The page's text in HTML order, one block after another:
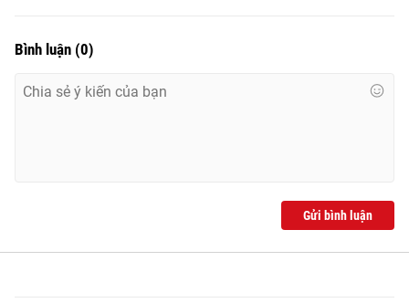
Phó Tổng Biên tập:
Nguyễn Trọng Ninh
Tổng đài VTV:024.38 355 931 - 024.38 355 932
Bình luận (0)
Gửi bình luận